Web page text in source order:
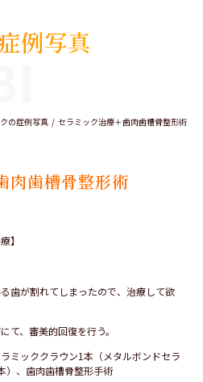
例写真
の症例写真 セラミック治療＋歯肉歯槽骨整形術
肉歯槽骨整形術
】
歯が割れてしまったので、治療して欲
て、審美的回復を行う。
ミッククラウン1本（メタルボンドセラ
）、歯肉歯槽骨整形手術